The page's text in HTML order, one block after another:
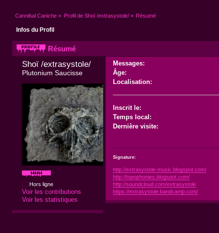
Cannibal Caniche » Profil de Shoï /extrasystole/» Résumé
Infos du Profil
Résumé
Shoï /extrasystole/
Plutonium Saucisse
Hors ligne
Voir les contributions
Voir les statistiques
Messages:
Âge:
Localisation:
Inscrit le:
Temps local:
Dernière visite:
Signature:
http://extrasystole-music.blogspot.com/
http://topophonies.blogspot.com/
http://soundcloud.com/extrasystole
https://extrasystole.bandcamp.com/